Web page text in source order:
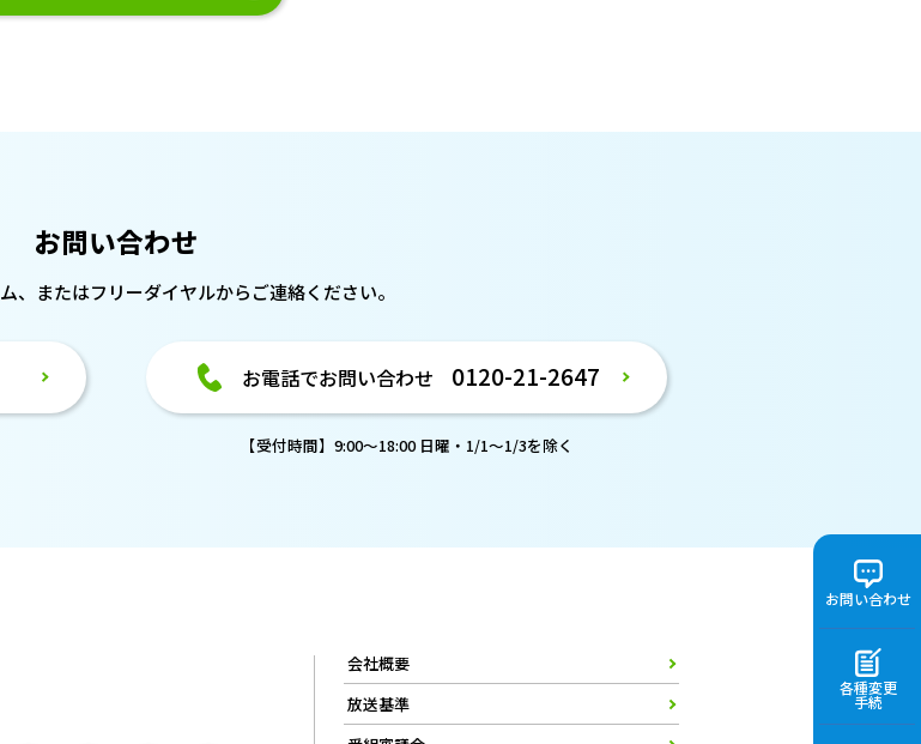
お問い合わせ
各種変更
手続
お問い合わせ
、またはフリーダイヤルからご連絡ください。
お電話でお問い合わせ 0120-21-2647
【受付時間】9:00～18:00 日曜・1/1～1/3を除く
会社概要
放送基準